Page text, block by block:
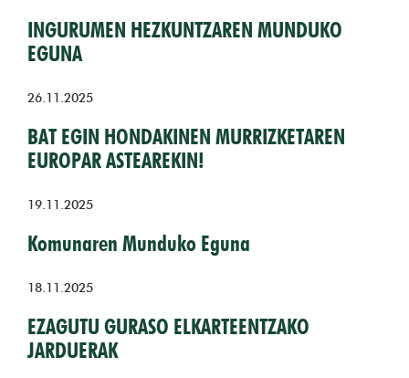
INGURUMEN HEZKUNTZAREN MUNDUKO
EGUNA
26.11.2025
BAT EGIN HONDAKINEN MURRIZKETAREN
EUROPAR ASTEAREKIN!
19.11.2025
Komunaren Munduko Eguna
18.11.2025
EZAGUTU GURASO ELKARTEENTZAKO
JARDUERAK